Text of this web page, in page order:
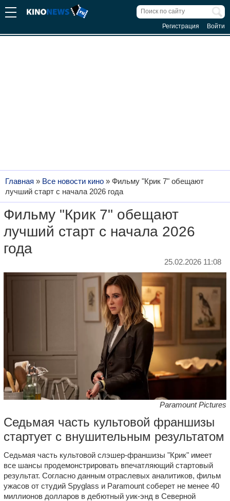
Регистрация Войти
Главная » Все новости кино » Фильму "Крик 7" обещают
лучший старт с начала 2026 года
Фильму "Крик 7" обещают
лучший старт с начала 2026
года
25.02.2026 11:08
Paramount Pictures
Седьмая часть культовой франшизы
стартует с внушительным результатом
Седьмая часть культовой слэшер-франшизы "Крик" имеет
все шансы продемонстрировать впечатляющий стартовый
результат. Согласно данным отраслевых аналитиков, фильм
ужасов от студий Spyglass и Paramount соберет не менее 40
миллионов долларов в дебютный уик-энд в Северной